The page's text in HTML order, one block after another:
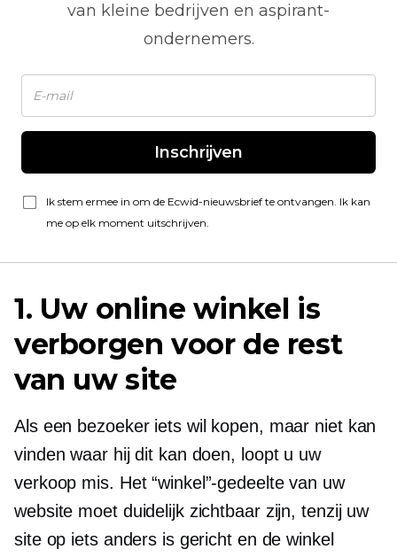
van kleine bedrijven en aspirant-
ondernemers.
Inschrijven
Ik stem ermee in om de Ecwid-nieuwsbrief te ontvangen. Ik kan
me op elk moment uitschrijven.
1. Uw online winkel is
verborgen voor de rest
van uw site
Als een bezoeker iets wil kopen, maar niet kan
vinden waar hij dit kan doen, loopt u uw
verkoop mis. Het “winkel”-gedeelte van uw
website moet duidelijk zichtbaar zijn, tenzij uw
site op iets anders is gericht en de winkel